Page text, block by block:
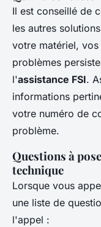
Il est conseillé de
les autres
votre matériel,
problèmes
l'assistance FSI.
informations
votre numéro de
problème.
Questions à
technique
Lorsque vous
une liste de
l'appel :